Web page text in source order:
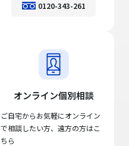
0120-343-261
オンライン個別相談
ご自宅からお気軽にオンライン
で相談したい方、遠方の方はこ
ちら